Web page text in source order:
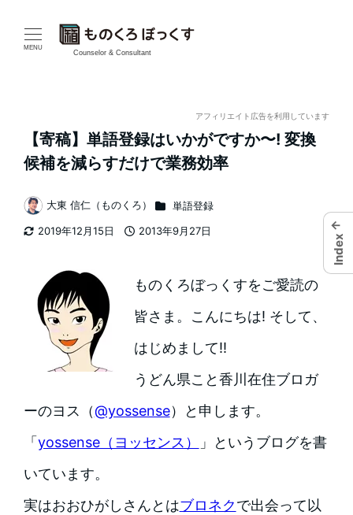
MENU
Counselor & Consultant
アフィリエイト広告を利用しています
【寄稿】単語登録はいかがですか〜! 変換
候補を減らすだけで業務効率
2019年12月15日
2013年9月27日
著
者
大東 信仁（ものくろ） カテゴリー
単語登録
ものくろぼっくすをご愛読の
皆さま。こんにちは! そして、
はじめまして!!
うどん県こと香川在住ブロガ
ーのヨス（@yossense）と申します。
「 yossense（ヨッセンス）
」というブログを書
いています。
実はおおひがしさんとはブロネクで出会って以
←
Index